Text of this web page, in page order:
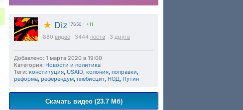
★ Diz 17650 +11
880 видео 3444 поста 3 друга
Добавлено: 1 марта 2020 в 19:00
Категория: Новости и политика
Теги: конституция, USAID, колония, поправки,
реформа, референдум, плебисцит, НОД, Путин
Скачать видео (23.7 Мб)